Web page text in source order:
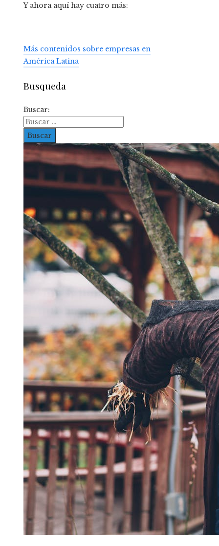
Y ahora aquí hay cuatro más:
Más contenidos sobre empresas en
América Latina
Busqueda
Buscar: